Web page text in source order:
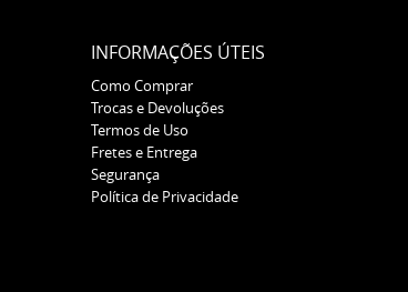
INFORMAÇÕES ÚTEIS
Como Comprar
Trocas e Devoluções
Termos de Uso
Fretes e Entrega
Segurança
Política de Privacidade